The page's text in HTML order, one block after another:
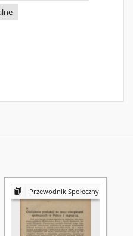
Przewodnik Społeczny